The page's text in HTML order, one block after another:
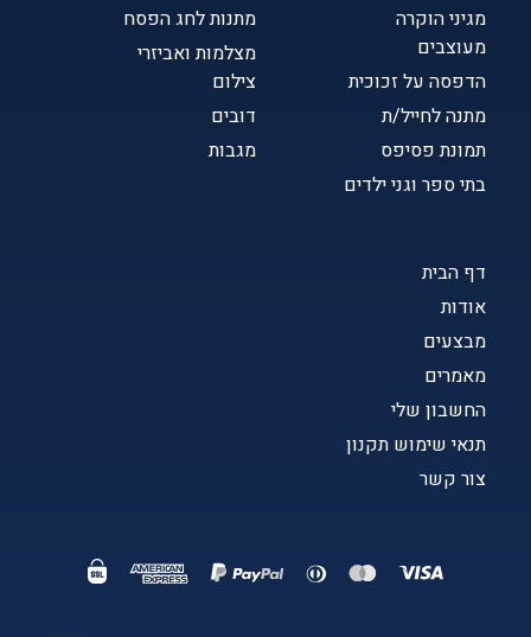
דף הבית
אודות
מבצעים
מאמרים
החשבון שלי
תנאי שימוש תקנון
צור קשר
מגיני הוקרה
מעוצבים
הדפסה על זכוכית
מתנה לחייל/ת
תמונת פסיפס
בתי ספר וגני ילדים
מתנות לחג הפסח
מצלמות ואביזרי
צילום
דובים
מגבות